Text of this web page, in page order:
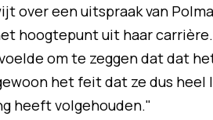
over een uitspraak van
hoogtepunt uit haar
om te zeggen dat dat
het feit dat ze dus
heeft volgehouden."